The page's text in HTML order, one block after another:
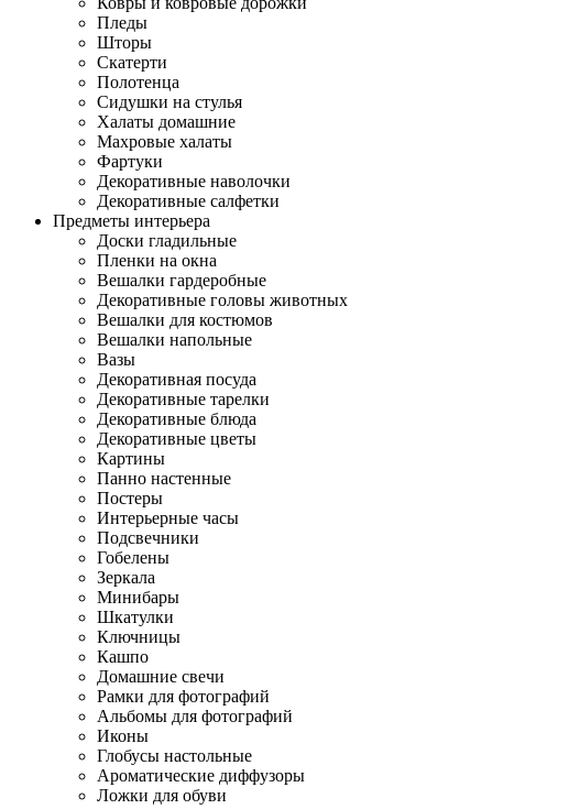
Пледы
Шторы
Скатерти
Полотенца
Сидушки на стулья
Халаты домашние
Махровые халаты
Фартуки
Декоративные наволочки
Декоративные салфетки
Предметы интерьера
Доски гладильные
Пленки на окна
Вешалки гардеробные
Декоративные головы животных
Вешалки для костюмов
Вешалки напольные
Вазы
Декоративная посуда
Декоративные тарелки
Декоративные блюда
Декоративные цветы
Картины
Панно настенные
Постеры
Интерьерные часы
Подсвечники
Гобелены
Зеркала
Минибары
Шкатулки
Ключницы
Кашпо
Домашние свечи
Рамки для фотографий
Альбомы для фотографий
Иконы
Глобусы настольные
Ароматические диффузоры
Ложки для обуви